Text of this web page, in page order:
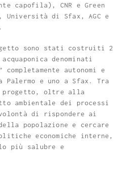
capofila), CNR e Green
di Sfax, AGC e
sono stati costruiti 2
denominati
autonomi e
e uno a Sfax. Tra
oltre alla
ambientale dei processi
di rispondere ai
popolazione e cercare
economiche interne,
più salubre e